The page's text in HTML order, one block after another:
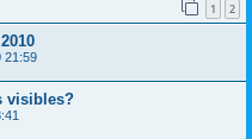
1 2
21:59
visibles?